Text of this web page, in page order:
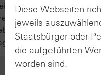
sich beim US-Öl
fiel der Preis am
deutlich zu. Am
Diese Webseiten
jeweils
Staatsbürger oder
die aufgeführten
worden sind.